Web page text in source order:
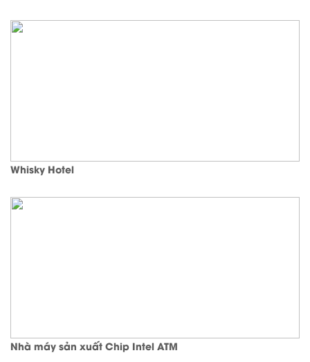
Whisky Hotel
Nhà máy sản xuất Chip Intel ATM